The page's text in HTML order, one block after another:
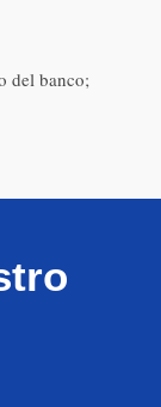
del banco;